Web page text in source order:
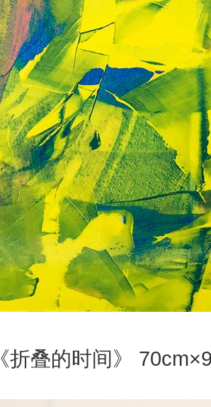
《折叠的时间》